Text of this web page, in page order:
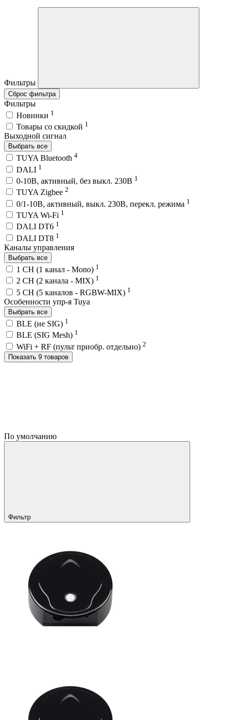
Фильтры
Сброс фильтра
Фильтры
Новинки 1
Товары со скидкой 1
Выходной сигнал
Выбрать все
TUYA Bluetooth 4
DALI 1
0-10В, активный, без выкл. 230В 1
TUYA Zigbee 2
0/1-10В, активный, выкл. 230В, перекл. режима 1
TUYA Wi-Fi 1
DALI DT6 1
DALI DT8 1
Каналы управления
Выбрать все
1 CH (1 канал - Mono) 1
2 CH (2 канала - MIX) 1
5 CH (5 каналов - RGBW-MIX) 1
Особенности упр-я Tuya
Выбрать все
BLE (не SIG) 1
BLE (SIG Mesh) 1
WiFi + RF (пульт приобр. отдельно) 2
Показать 9 товаров
По умолчанию
Фильтр